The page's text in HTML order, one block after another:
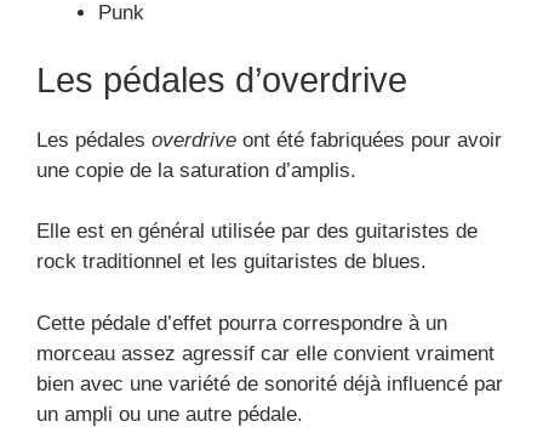
Punk
Les pédales d’overdrive
Les pédales overdrive ont été fabriquées pour avoir
une copie de la saturation d’amplis.
Elle est en général utilisée par des guitaristes de
rock traditionnel et les guitaristes de blues.
Cette pédale d’effet pourra correspondre à un
morceau assez agressif car elle convient vraiment
bien avec une variété de sonorité déjà influencé par
un ampli ou une autre pédale.